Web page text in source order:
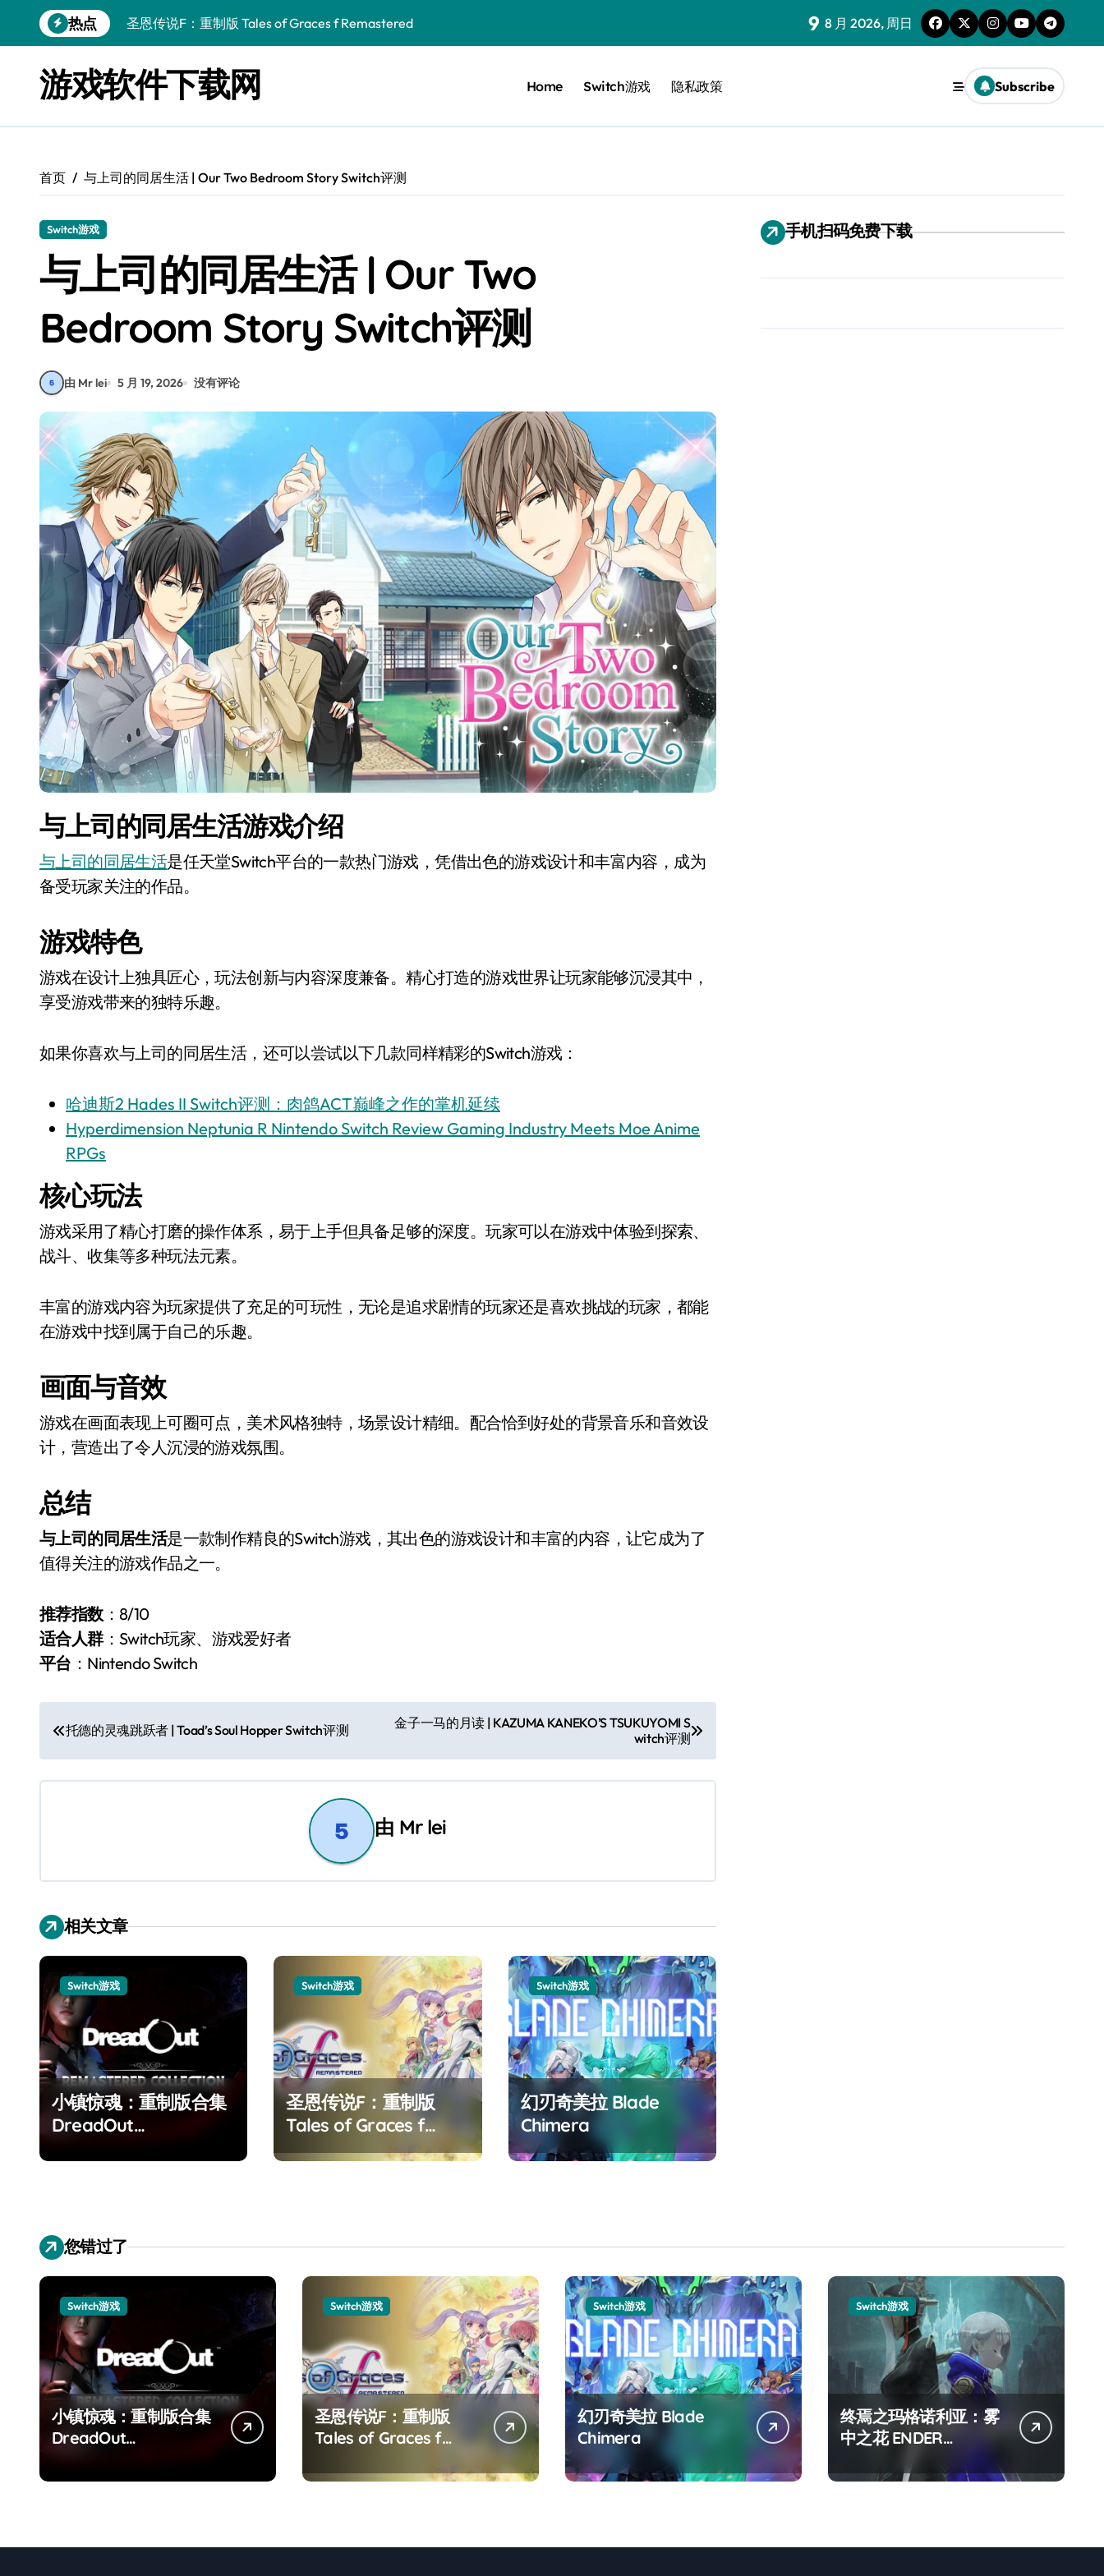
到
热点
圣恩传说F：重制版 Tales of Graces f Remastered
终焉之玛格诺利亚：雾中之花 ENDER MAGNOLIA Bloom in the mist
休闲运动系列：网球 Casual Sport Series Tennis
星球大战前传1：绝地力量之战 Star Wars Episode I Jedi Power Battles
阿瑞亚之旅 Worlds of Aria
阿喀琉斯：传说未竟之谜 Achilles Legends Untold
小镇惊魂：重制版合集 DreadOut Remastered Collection
9 8 月 2026, 周日
游戏软件下载网 Home Switch游戏 隐私政策 Subscribe
首页 与上司的同居生活 | Our Two Bedroom Story Switch评测
Switch游戏
与上司的同居生活 | Our Two
Bedroom Story Switch评测
由 Mr lei 5 月 19, 2026 没有评论
与上司的同居生活游戏介绍
与上司的同居生活是任天堂Switch平台的一款热门游戏，凭借出色的游戏设计和丰富内容，成为
备受玩家关注的作品。
游戏特色
游戏在设计上独具匠心，玩法创新与内容深度兼备。精心打造的游戏世界让玩家能够沉浸其中，
享受游戏带来的独特乐趣。
如果你喜欢与上司的同居生活，还可以尝试以下几款同样精彩的Switch游戏：
哈迪斯2 Hades II Switch评测：肉鸽ACT巅峰之作的掌机延续
Hyperdimension Neptunia R Nintendo Switch Review Gaming Industry Meets Moe Anime
RPGs
核心玩法
游戏采用了精心打磨的操作体系，易于上手但具备足够的深度。玩家可以在游戏中体验到探索、
战斗、收集等多种玩法元素。
丰富的游戏内容为玩家提供了充足的可玩性，无论是追求剧情的玩家还是喜欢挑战的玩家，都能
在游戏中找到属于自己的乐趣。
画面与音效
游戏在画面表现上可圈可点，美术风格独特，场景设计精细。配合恰到好处的背景音乐和音效设
计，营造出了令人沉浸的游戏氛围。
总结
与上司的同居生活是一款制作精良的Switch游戏，其出色的游戏设计和丰富的内容，让它成为了
值得关注的游戏作品之一。
推荐指数：8/10
适合人群：Switch玩家、游戏爱好者
平台 ：Nintendo Switch
文
章
导
托德的灵魂跳跃者 | Toad’s Soul Hopper Switch评测
金子一马的月读 | KAZUMA KANEKO’S TSUKUYOMI S
witch评测
由 Mr lei
相关文章
Switch游戏
小镇惊魂：重制版合集
DreadOut
Remastered
Switch游戏
圣恩传说F：重制版
Tales of Graces f
Remastered
Switch游戏
幻刃奇美拉 Blade
Chimera
手机扫码免费下载
您错过了
Switch游戏
小镇惊魂：重制版合集
DreadOut
Remastered
Collection
Switch游戏
圣恩传说F：重制版
Tales of Graces f
Switch游戏
幻刃奇美拉 Blade
Chimera
Switch游戏
终焉之玛格诺利亚：雾
中之花 ENDER
the mist